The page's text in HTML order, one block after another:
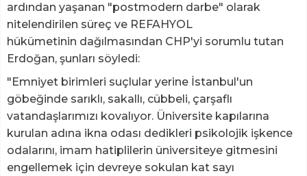
ardından yaşanan "postmodern darbe" olarak
nitelendirilen süreç ve REFAHYOL
hükümetinin dağılmasından CHP'yi sorumlu tutan
Erdoğan, şunları söyledi:
"Emniyet birimleri suçlular yerine İstanbul'un
göbeğinde sarıklı, sakallı, cübbeli, çarşaflı
vatandaşlarımızı kovalıyor. Üniversite kapılarına
kurulan adına ikna odası dedikleri psikolojik işkence
odalarını, imam hatiplilerin üniversiteye gitmesini
engellemek için devreye sokulan kat sayı